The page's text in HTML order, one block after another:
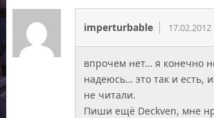
imperturbable 17.02.2012
впрочем нет… я конечно
надеюсь… это так и есть,
не читали.
Пиши ещё Deckven, мне